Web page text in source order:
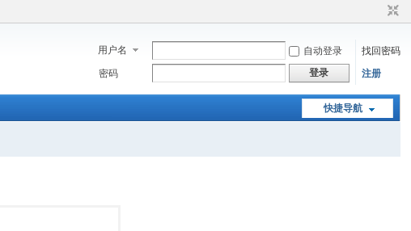
用户名 自动登录
找回密码
密码
登录 注册
快捷导航